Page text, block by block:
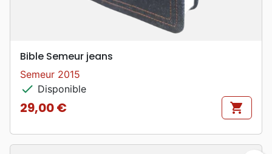
Bible Semeur jeans
Semeur 2015
check Disponible
Prix
29,00 € shopping_cart